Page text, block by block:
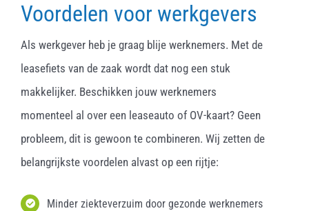
Voordelen voor werkgevers
Als werkgever heb je graag blije werknemers. Met de
leasefiets van de zaak wordt dat nog een stuk
makkelijker. Beschikken jouw werknemers
momenteel al over een leaseauto of OV-kaart? Geen
probleem, dit is gewoon te combineren. Wij zetten de
belangrijkste voordelen alvast op een rijtje:
Minder ziekteverzuim door gezonde werknemers